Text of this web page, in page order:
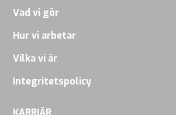
Vad vi gör
Hur vi arbetar
Vilka vi är
Integritetspolicy
KARRIÄR